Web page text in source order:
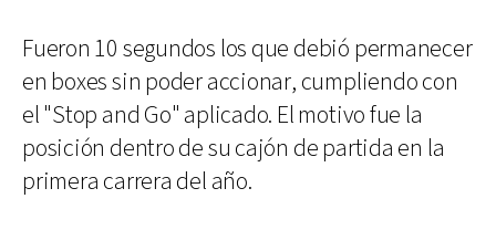
Fueron 10 segundos los que debió permanecer
en boxes sin poder accionar, cumpliendo con
el "Stop and Go" aplicado. El motivo fue la
posición dentro de su cajón de partida en la
primera carrera del año.